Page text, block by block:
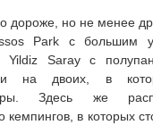
дороже, но не менее
Park с большим
Saray с
на двоих, в
Здесь же
кемпингов, в которых